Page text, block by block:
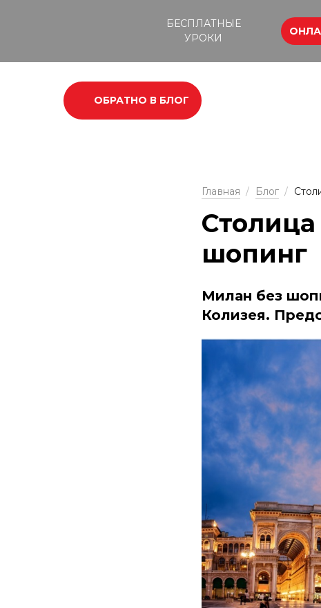
БЕСПЛАТНЫЕ
УРОКИ
ОБРАТНО В БЛОГ
Главная / Блог /
шопинг
Милан без
Колизея.